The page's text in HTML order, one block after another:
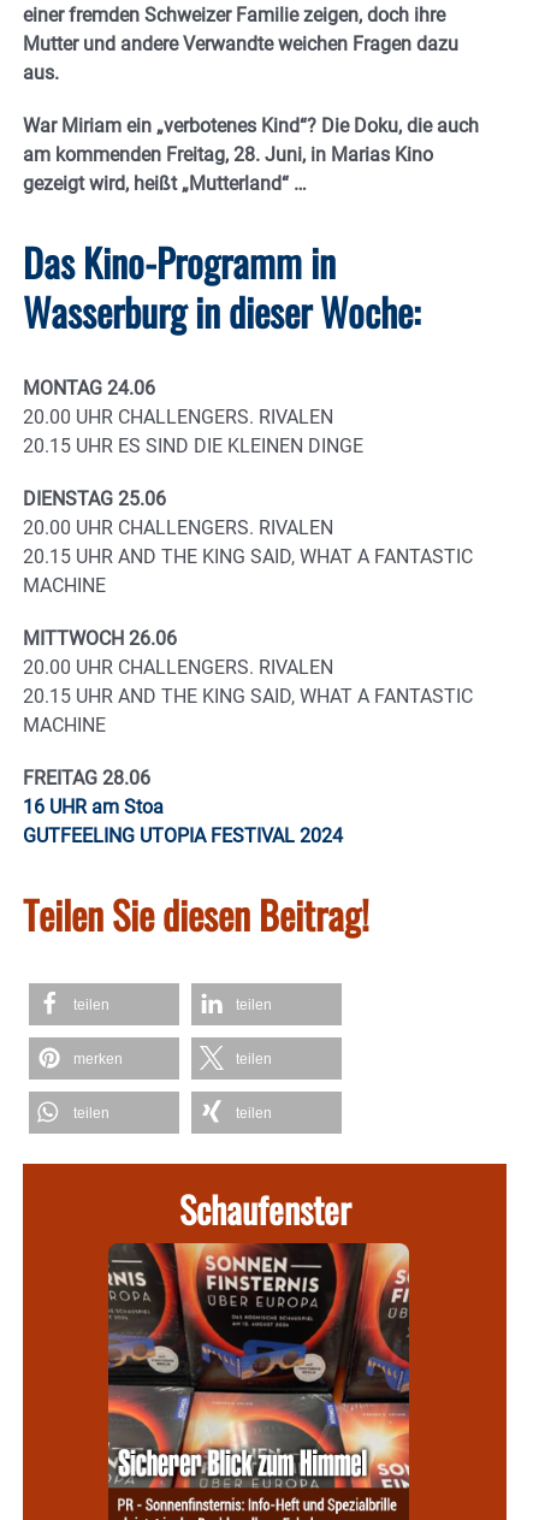
einer fremden Schweizer Familie zeigen, doch ihre
Mutter und andere Verwandte weichen Fragen dazu
aus.
War Miriam ein „verbotenes Kind“? Die Doku, die auch
am kommenden Freitag, 28. Juni, in Marias Kino
gezeigt wird, heißt „Mutterland“ …
Das Kino-Programm in
Wasserburg in dieser Woche:
MONTAG 24.06
20.00 UHR CHALLENGERS. RIVALEN
20.15 UHR ES SIND DIE KLEINEN DINGE
DIENSTAG 25.06
20.00 UHR CHALLENGERS. RIVALEN
20.15 UHR AND THE KING SAID, WHAT A FANTASTIC
MACHINE
MITTWOCH 26.06
20.00 UHR CHALLENGERS. RIVALEN
20.15 UHR AND THE KING SAID, WHAT A FANTASTIC
MACHINE
FREITAG 28.06
16 UHR am Stoa
GUTFEELING UTOPIA FESTIVAL 2024
Teilen Sie diesen Beitrag!
teilen teilen
merken teilen
teilen teilen
Schaufenster